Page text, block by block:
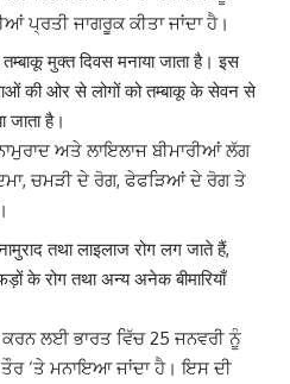
ਪ੍ਰਤੀ ਜਾਗਰੂਕ ਕੀਤਾ ਜਾਂਦਾ ਹੈ।
तम्बाकू मुक्त दिवस मनाया जाता है। इस
की ओर से लोगों को तम्बाकू के सेवन से
जाता है।
ਅਤੇ ਲਾਇਲਾਜ ਬੀਮਾਰੀਆਂ ਲੱਗ
ਚਮੜੀ ਦੇ ਰੋਗ, ਫੇਫੜਿਆਂ ਦੇ ਰੋਗ ਤੇ
तथा लाइलाज रोग लग जाते हैं,
के रोग तथा अन्य अनेक बीमारियाँ
ਲਈ ਭਾਰਤ ਵਿੱਚ 25 ਜਨਵਰੀ ਨੂੰ
‘ਤੇ ਮਨਾਇਆ ਜਾਂਦਾ ਹੈ। ਇਸ ਦੀ